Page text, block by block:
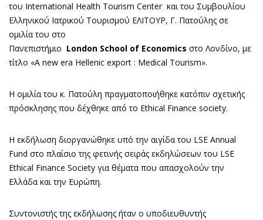
του International Health Tourism Center και του Συμβουλίου
Ελληνικού Ιατρικού Τουρισμού ΕΛΙΤΟΥΡ, Γ. Πατούλης σε
ομιλία του στο
Πανεπιστήμιο London School of Economics στο Λονδίνο, με
τίτλο «A new era Hellenic export : Medical Tourism».
Η ομιλία του κ. Πατούλη πραγματοποιήθηκε κατόπιν σχετικής
πρόσκλησης που δέχθηκε από το Ethical Finance society.
Η εκδήλωση διοργανώθηκε υπό την αιγίδα του LSE Annual
Fund στο πλαίσιο της φετινής σειράς εκδηλώσεων του LSE
Ethical Finance Society για θέματα που απασχολούν την
Ελλάδα και την Ευρώπη.
Συντονιστής της εκδήλωσης ήταν ο υποδιευθυντής